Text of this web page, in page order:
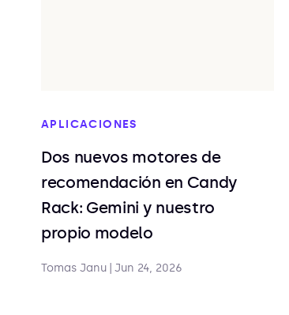
APLICACIONES
Dos nuevos motores de
recomendación en Candy
Rack: Gemini y nuestro
propio modelo
Tomas Janu Jun 24, 2026